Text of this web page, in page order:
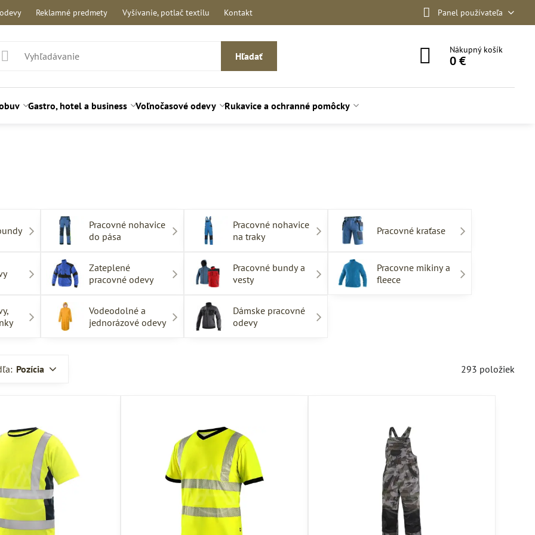
Reklamné predmety Vyšívanie, potlač textilu Kontakt Panel používateľa
Hľadať
Nákupný košík
0 €
Gastro, hotel a business Voľnočasové odevy Rukavice a ochranné pomôcky
Pracovné nohavice
do pása
Pracovné nohavice
na traky
Pracovné kraťase
Zateplené
pracovné odevy
Pracovné bundy a
vesty
Pracovne mikiny a
fleece
Vodeodolné a
jednorázové odevy
Dámske pracovné
odevy
Pozícia 293 položiek